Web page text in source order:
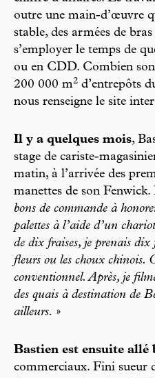
outre une main-d’œuvre
stable, des armées de
s’employer le temps de
ou en CDD. Combien
200 000 m2 d’entrepôts
nous renseigne le site
Il y a quelques mois,
stage de cariste-
matin, à l’arrivée des
manettes de son
bons de commande à
palettes à l’aide d’un
de dix fraises, je prenais dix
fleurs ou les choux chinois.
conventionnel. Après, je
des quais à destination de
ailleurs. »
Bastien est ensuite allé
commerciaux. Fini sueur